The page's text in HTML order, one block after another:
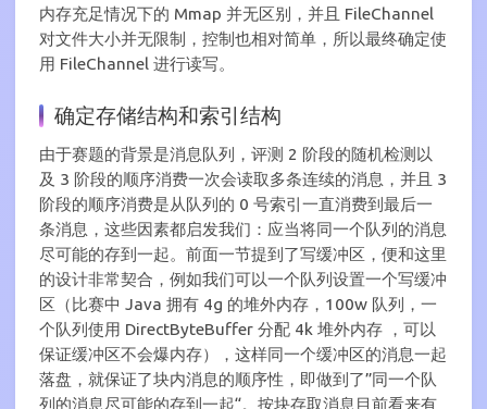
内存充足情况下的 Mmap 并无区别，并且 FileChannel
对文件大小并无限制，控制也相对简单，所以最终确定使
用 FileChannel 进行读写。
确定存储结构和索引结构
由于赛题的背景是消息队列，评测 2 阶段的随机检测以
及 3 阶段的顺序消费一次会读取多条连续的消息，并且 3
阶段的顺序消费是从队列的 0 号索引一直消费到最后一
条消息，这些因素都启发我们：应当将同一个队列的消息
尽可能的存到一起。前面一节提到了写缓冲区，便和这里
的设计非常契合，例如我们可以一个队列设置一个写缓冲
区（比赛中 Java 拥有 4g 的堆外内存，100w 队列，一
个队列使用 DirectByteBuffer 分配 4k 堆外内存 ，可以
保证缓冲区不会爆内存），这样同一个缓冲区的消息一起
落盘，就保证了块内消息的顺序性，即做到了”同一个队
列的消息尽可能的存到一起“。按块存取消息目前看来有